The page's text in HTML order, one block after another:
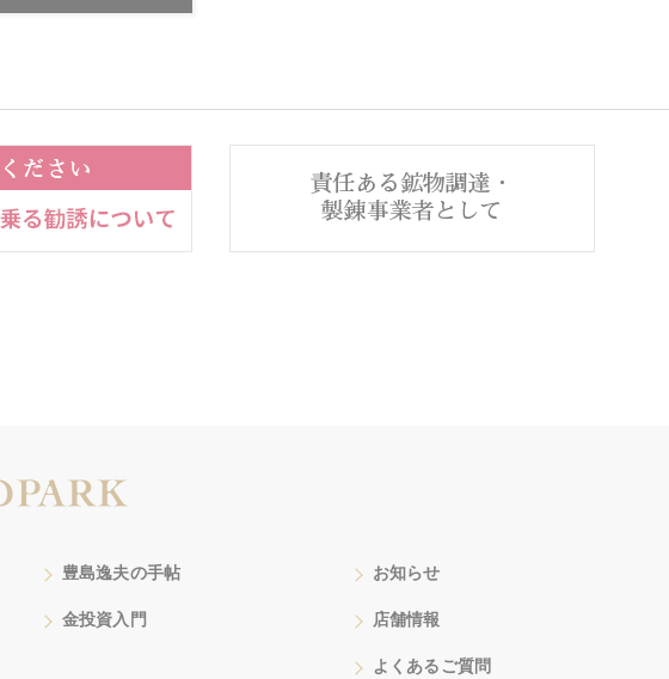
豊島逸夫の手帖
金投資入門
お知らせ
店舗情報
よくあるご質問